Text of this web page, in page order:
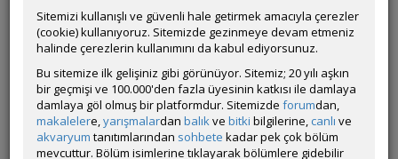
Grubun Diğer Türleri
Liste
Sitemizi kullanışlı ve güvenli hale getirmek amacıyla çerezler
(cookie) kullanıyoruz. Sitemizde gezinmeye devam etmeniz
halinde çerezlerin kullanımını da kabul ediyorsunuz.
Bu sitemize ilk gelişiniz gibi görünüyor. Sitemiz; 20 yılı aşkın
bir geçmişi ve 100.000'den fazla üyesinin katkısı ile damlaya
damlaya göl olmuş bir platformdur. Sitemizde forumdan,
makalelere,yarışmalardan balıkve bitki bilgilerine, canlı ve
akvaryum tanıtımlarından sohbete kadar pek çok bölüm
mevcuttur. Bölüm isimlerine tıklayarak bölümlere gidebilir